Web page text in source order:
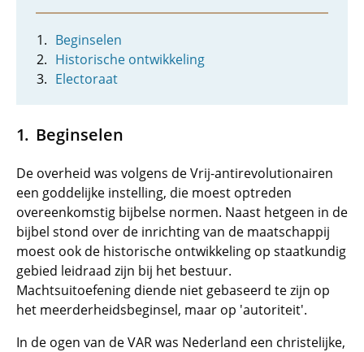
Beginselen
Historische ontwikkeling
Electoraat
Beginselen
De overheid was volgens de Vrij-antirevolutionairen
een goddelijke instelling, die moest optreden
overeenkomstig bijbelse normen. Naast hetgeen in de
bijbel stond over de inrichting van de maatschappij
moest ook de historische ontwikkeling op staatkundig
gebied leidraad zijn bij het bestuur.
Machtsuitoefening diende niet gebaseerd te zijn op
het meerderheidsbeginsel, maar op 'autoriteit'.
In de ogen van de VAR was Nederland een christelijke,